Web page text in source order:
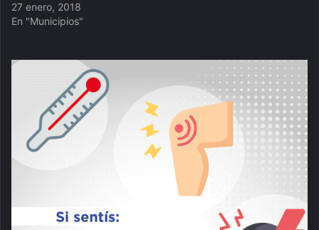
27 enero, 2018
En "Municipios"